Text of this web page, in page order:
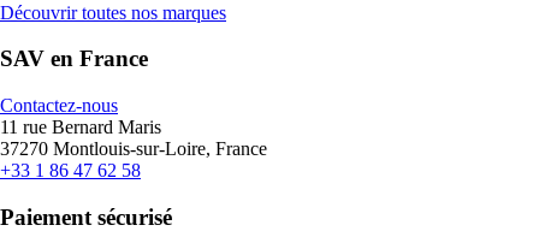
Découvrir toutes nos marques
SAV en France
Contactez-nous
11 rue Bernard Maris
37270 Montlouis-sur-Loire, France
+33 1 86 47 62 58
Paiement sécurisé